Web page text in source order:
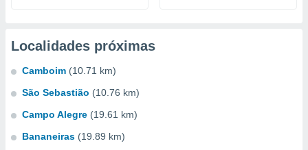
Localidades próximas
Camboim (10.71 km)
São Sebastião (10.76 km)
Campo Alegre (19.61 km)
Bananeiras (19.89 km)